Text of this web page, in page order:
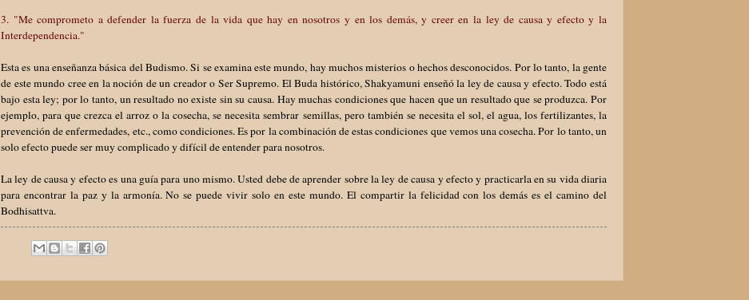
3. "Me comprometo a defender la fuerza de la vida que hay en nosotros y en los demás, y creer en la ley de causa y efecto y la
Interdependencia."
Esta es una enseñanza básica del Budismo. Si se examina este mundo, hay muchos misterios o hechos desconocidos. Por lo tanto, la gente
de este mundo cree en la noción de un creador o Ser Supremo. El Buda histórico, Shakyamuni enseñó la ley de causa y efecto. Todo está
bajo esta ley; por lo tanto, un resultado no existe sin su causa. Hay muchas condiciones que hacen que un resultado que se produzca. Por
ejemplo, para que crezca el arroz o la cosecha, se necesita sembrar semillas, pero también se necesita el sol, el agua, los fertilizantes, la
prevención de enfermedades, etc., como condiciones. Es por la combinación de estas condiciones que vemos una cosecha. Por lo tanto, un
solo efecto puede ser muy complicado y difícil de entender para nosotros.
La ley de causa y efecto es una guía para uno mismo. Usted debe de aprender sobre la ley de causa y efecto y practicarla en su vida diaria
para encontrar la paz y la armonía. No se puede vivir solo en este mundo. El compartir la felicidad con los demás es el camino del
Bodhisattva.